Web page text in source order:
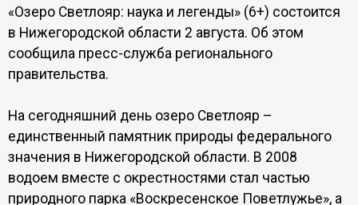
«Озеро Светлояр: наука и легенды» (6+) состоится
в Нижегородской области 2 августа. Об этом
сообщила пресс-служба регионального
правительства.
На сегодняшний день озеро Светлояр –
единственный памятник природы федерального
значения в Нижегородской области. В 2008
водоем вместе с окрестностями стал частью
природного парка «Воскресенское Поветлужье», а